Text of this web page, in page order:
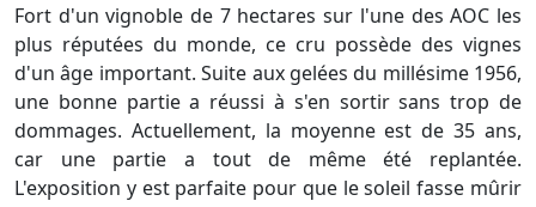
Fort d'un vignoble de 7 hectares sur l'une des AOC les
plus réputées du monde, ce cru possède des vignes
d'un âge important. Suite aux gelées du millésime 1956,
une bonne partie a réussi à s'en sortir sans trop de
dommages. Actuellement, la moyenne est de 35 ans,
car une partie a tout de même été replantée.
L'exposition y est parfaite pour que le soleil fasse mûrir